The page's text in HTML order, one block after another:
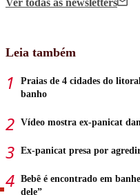
Ver todas as newsletters
Leia também
Praias de 4 cidades do
banho
Vídeo mostra ex-panicat
Ex-panicat presa por
Bebê é encontrado em
dele”